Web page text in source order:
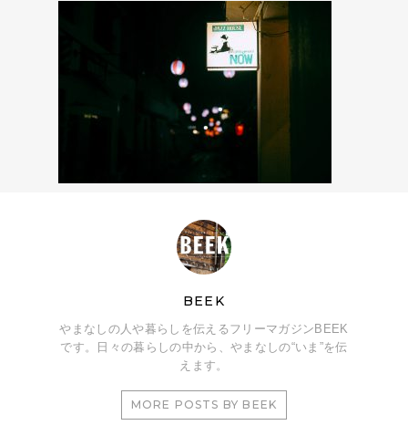
BEEK
やまなしの人や暮らしを伝えるフリーマガジンBEEK
です。日々の暮らしの中から、やまなしの“いま”を伝
えます。
MORE POSTS BY BEEK